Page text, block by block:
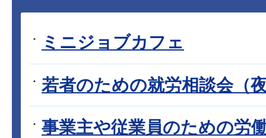
ミニジョブカフェ
若者のための就労相談会（
事業主や従業員のための労